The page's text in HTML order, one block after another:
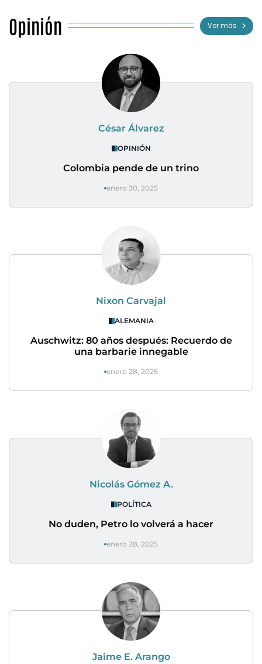
Opinión Ver más
César Álvarez
OPINIÓN
Colombia pende de un trino
enero 30, 2025
Nixon Carvajal
ALEMANIA
Auschwitz: 80 años después: Recuerdo de
una barbarie innegable
enero 28, 2025
Nicolás Gómez A.
POLÍTICA
No duden, Petro lo volverá a hacer
enero 28, 2025
Jaime E. Arango